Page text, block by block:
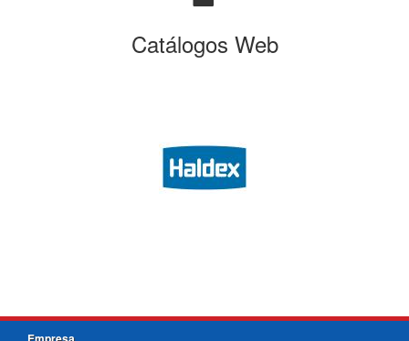
Catálogos Web